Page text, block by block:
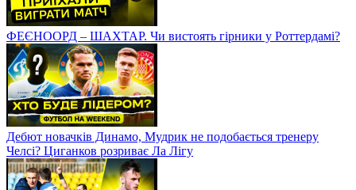
ФЕЄНООРД – ШАХТАР. Чи вистоять гірники у Роттердамі?
Дебют новачків Динамо, Мудрик не подобається тренеру
Челсі? Циганков розриває Ла Лігу